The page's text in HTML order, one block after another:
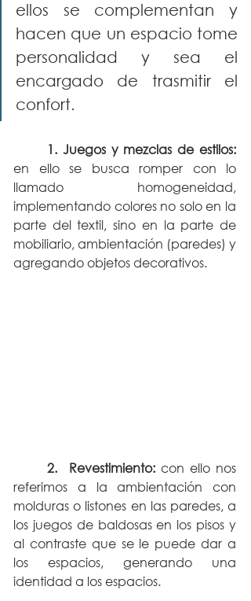
ellos se complementan y
hacen que un espacio tome
personalidad y sea el
encargado de trasmitir el
confort.
1. Juegos y mezclas de estilos:
en ello se busca romper con lo
llamado homogeneidad,
implementando colores no solo en la
parte del textil, sino en la parte de
mobiliario, ambientación (paredes) y
agregando objetos decorativos.
2.  Revestimiento: con ello nos
referimos a la ambientación con
molduras o listones en las paredes, a
los juegos de baldosas en los pisos y
al contraste que se le puede dar a
los espacios, generando una
identidad a los espacios.